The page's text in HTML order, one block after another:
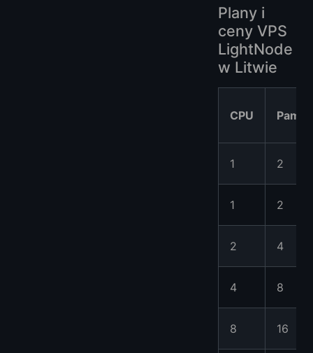
Plany i
ceny VPS
LightNode
w Litwie
CPU
1 2
1 2
2 4
4 8
8 16